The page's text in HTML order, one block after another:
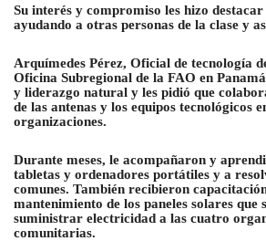
Su interés y compromiso les hizo destacar
ayudando a otras personas de la clase y
Arquímedes Pérez, Oficial de tecnología
Oficina Subregional de la FAO en
y liderazgo natural y les pidió que
de las antenas y los equipos tecnológicos
organizaciones.
Durante meses, le acompañaron y
tabletas y ordenadores portátiles y a
comunes. También recibieron
mantenimiento de los paneles solares que
suministrar electricidad a las cuatro
comunitarias.